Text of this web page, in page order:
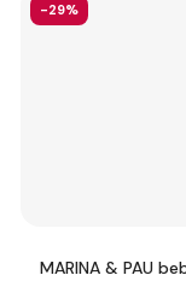
-29%
MARINA & PAU